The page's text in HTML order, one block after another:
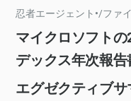
忍者エージェント •/ファ
マイクロソフト
デックス年次報
エグゼクティブサ